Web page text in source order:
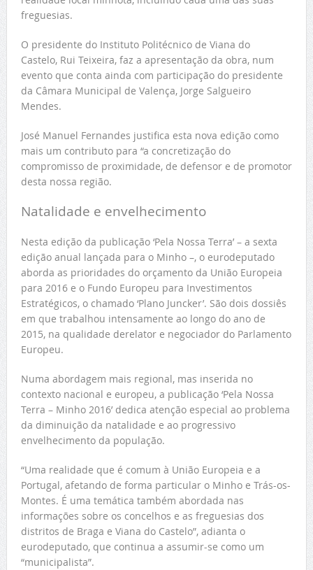
freguesias.
O presidente do Instituto Politécnico de Viana do
Castelo, Rui Teixeira, faz a apresentação da obra, num
evento que conta ainda com participação do presidente
da Câmara Municipal de Valença, Jorge Salgueiro
Mendes.
José Manuel Fernandes justifica esta nova edição como
mais um contributo para “a concretização do
compromisso de proximidade, de defensor e de promotor
desta nossa região.
Natalidade e envelhecimento
Nesta edição da publicação ‘Pela Nossa Terra’ – a sexta
edição anual lançada para o Minho –, o eurodeputado
aborda as prioridades do orçamento da União Europeia
para 2016 e o Fundo Europeu para Investimentos
Estratégicos, o chamado ‘Plano Juncker’. São dois dossiês
em que trabalhou intensamente ao longo do ano de
2015, na qualidade derelator e negociador do Parlamento
Europeu.
Numa abordagem mais regional, mas inserida no
contexto nacional e europeu, a publicação ‘Pela Nossa
Terra – Minho 2016’ dedica atenção especial ao problema
da diminuição da natalidade e ao progressivo
envelhecimento da população.
“Uma realidade que é comum à União Europeia e a
Portugal, afetando de forma particular o Minho e Trás-os-
Montes. É uma temática também abordada nas
informações sobre os concelhos e as freguesias dos
distritos de Braga e Viana do Castelo”, adianta o
eurodeputado, que continua a assumir-se como um
“municipalista”.